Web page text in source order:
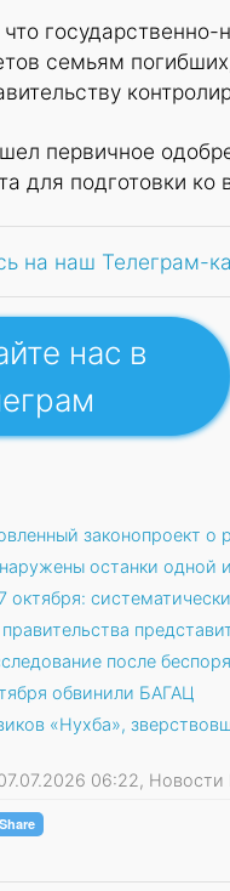
семьям
первичное
для подготовки ко
на наш Телеграм-
нас в
законопроект о
останки одной
октября:
после
обвинили БАГАЦ
«Нухба»,
06:22, Новости